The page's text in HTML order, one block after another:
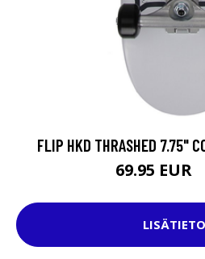
FLIP HKD THRASHED 7.75"
69.95 EUR